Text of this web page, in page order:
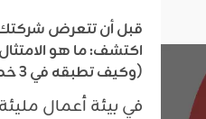
قبل أن تتعرض شركتك
اكتشف: ما هو
(وكيف تطبقه في 3 خطوات)
في بيئة أعمال